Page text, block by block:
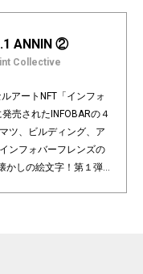
ANNIN ②
Collective
アートNFT「インフォ
売されたINFOBARの４
ツ、ビルディング、ア
ンフォバーフレンズの
かしの絵文字！第１弾